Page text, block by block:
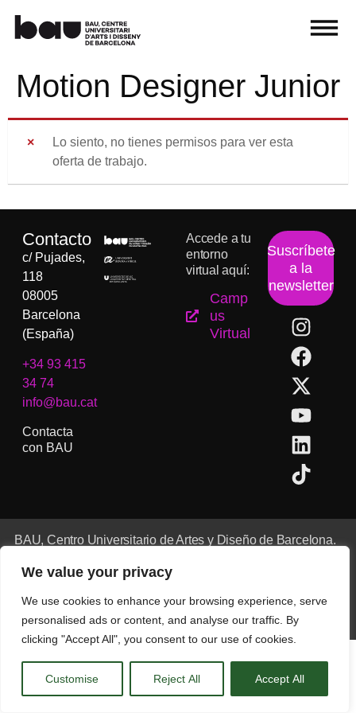
We value your privacy
We use cookies to enhance your browsing experience, serve
personalised ads or content, and analyse our traffic. By
clicking "Accept All", you consent to our use of cookies.
Customise Reject All Accept All
Motion Designer Junior
Lo siento, no tienes permisos para ver esta
oferta de trabajo.
Contacto
c/ Pujades,
118
08005
Barcelona
(España)
+34 93 415
34 74
info@bau.cat
Contacta
con BAU
Accede a tu
entorno
virtual aquí:
Camp
us
Virtual
Suscríbete
a la
newsletter
BAU, Centro Universitario de Artes y Diseño de Barcelona.
Aviso Legal
CA ES EN(IN)